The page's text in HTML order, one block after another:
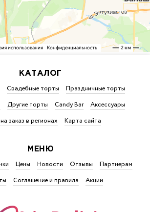
КАТАЛОГ
Свадебные торты
Праздничные торты
Другие торты Candy Bar
Аксессуары
заказ в регионах
Карта сайта
МЕНЮ
Цены Новости Отзывы
Партнерам
Соглашение и правила Акции